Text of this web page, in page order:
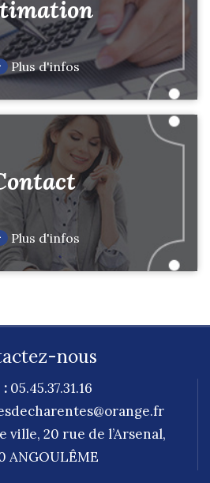
Plus d'infos
Plus d'infos
nous
: 05.45.37.31.16
ville, 20 rue de l’Arsenal,
ANGOULÊME